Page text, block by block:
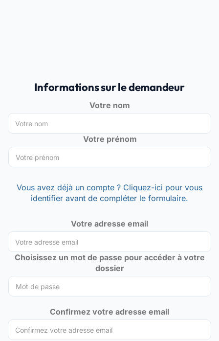
Informations sur le demandeur
Votre nom
Votre prénom
Vous avez déjà un compte ? Cliquez-ici pour vous
identifier avant de compléter le formulaire.
Votre adresse email
Choisissez un mot de passe pour accéder à votre
dossier
Confirmez votre adresse email